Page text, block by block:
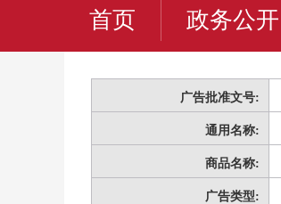
首页 政务公开
广告批准文号:
通用名称:
商品名称:
广告类型: